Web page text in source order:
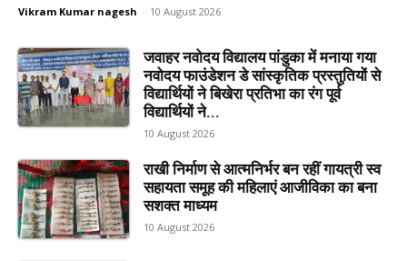
Vikram Kumar nagesh - 10 August 2026
जवाहर नवोदय विद्यालय पांडुका में मनाया गया
नवोदय फाउंडेशन डे सांस्कृतिक प्रस्तुतियों से
विद्यार्थियों ने बिखेरा प्रतिभा का रंग पूर्व
विद्यार्थियों ने...
10 August 2026
राखी निर्माण से आत्मनिर्भर बन रहीं गायत्री स्व
सहायता समूह की महिलाएं आजीविका का बना
सशक्त माध्यम
10 August 2026